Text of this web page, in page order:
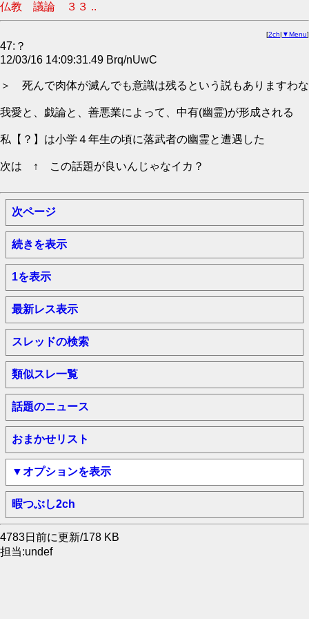
仏教 議論 ３３ ..
[2ch| ▼Menu]
47:？
12/03/16 14:09:31.49 Brq/nUwC
＞ 死んで肉体が滅んでも意識は残るという説もありますわな
我愛と、戯論と、善悪業によって、中有(幽霊)が形成される
私【？】は小学４年生の頃に落武者の幽霊と遭遇した
次は ↑ この話題が良いんじゃなイカ？
次ページ
続きを表示
1を表示
最新レス表示
スレッドの検索
類似スレ一覧
話題のニュース
おまかせリスト
▼オプションを表示
暇つぶし2ch
4783日前に更新/178 KB
担当:undef